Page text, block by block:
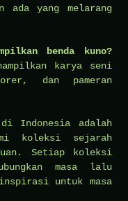
ada yang melarang
benda kuno?
karya seni
dan pameran
di Indonesia adalah
koleksi sejarah
Setiap koleksi
masa lalu
untuk masa